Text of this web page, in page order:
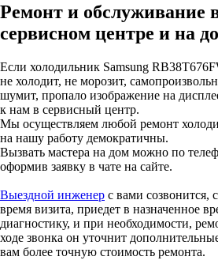
Ремонт и обслуживание
сервисном центре и на
Если холодильник Samsung
не холодит, не морозит,
шумит, пропало изображение на
к нам в сервисный центр.
Мы осуществляем любой ремонт
на нашу работу демократичны.
Вызвать мастера на дом можно по
оформив заявку в чате на сайте.
Выездной инженер с вами созвонится,
время визита, приедет в назначенное
диагностику, и при необходимости,
ходе звонка он уточнит
вам более точную стоимость ремонта.